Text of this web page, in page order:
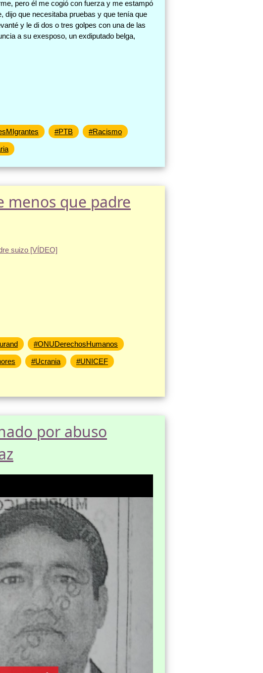
pero él me cogió con fuerza y me estampó
que necesitaba pruebas y que tenía que
y le di dos o tres golpes con una de las
a su exesposo, un exdiputado belga,
#PTB #Racismo
menos que padre
#ONUDerechosHumanos
#Ucrania #UNICEF
por abuso